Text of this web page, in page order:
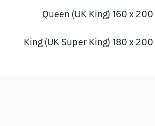
Queen (UK King) 160 x
King (UK Super King) 180 x